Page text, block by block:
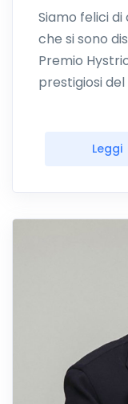
Siamo felici
che si sono
Premio
prestigiosi
Leggi